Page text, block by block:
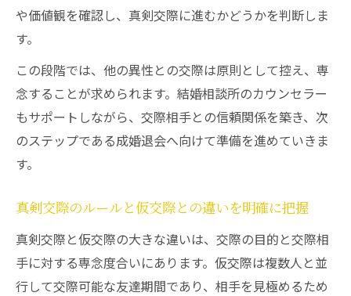
や価値観を確認し、真剣交際に進むかどうかを判断しま
す。
この段階では、他の異性との交際は原則として控え、専
念することが求められます。結婚相談所のカウンセラー
もサポートしながら、交際相手との信頼関係を築き、次
のステップである成婚退会へ向けて準備を進めていきま
す。
真剣交際のルールと仮交際との違いを明確に把握
真剣交際と仮交際の大きな違いは、交際の目的と交際相
手に対する専念度合いにあります。仮交際は複数人と並
行して交際可能な友達期間であり、相手を見極めるため